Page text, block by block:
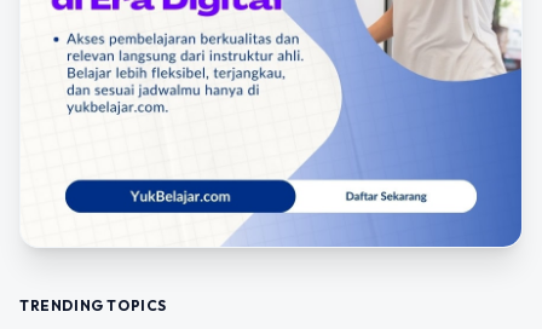
TRENDING TOPICS